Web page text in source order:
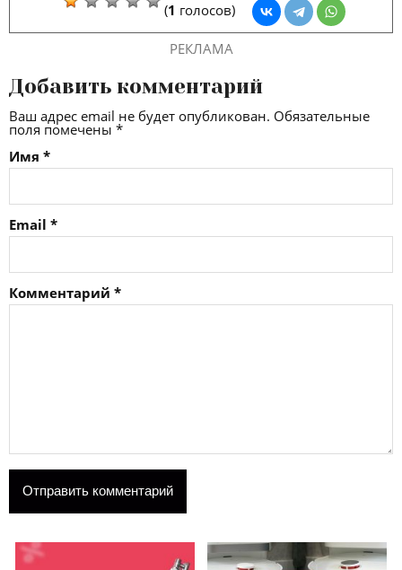
(1 голосов)
РЕКЛАМА
Добавить комментарий
Ваш адрес email не будет опубликован. Обязательные
поля помечены *
Имя *
Email *
Комментарий *